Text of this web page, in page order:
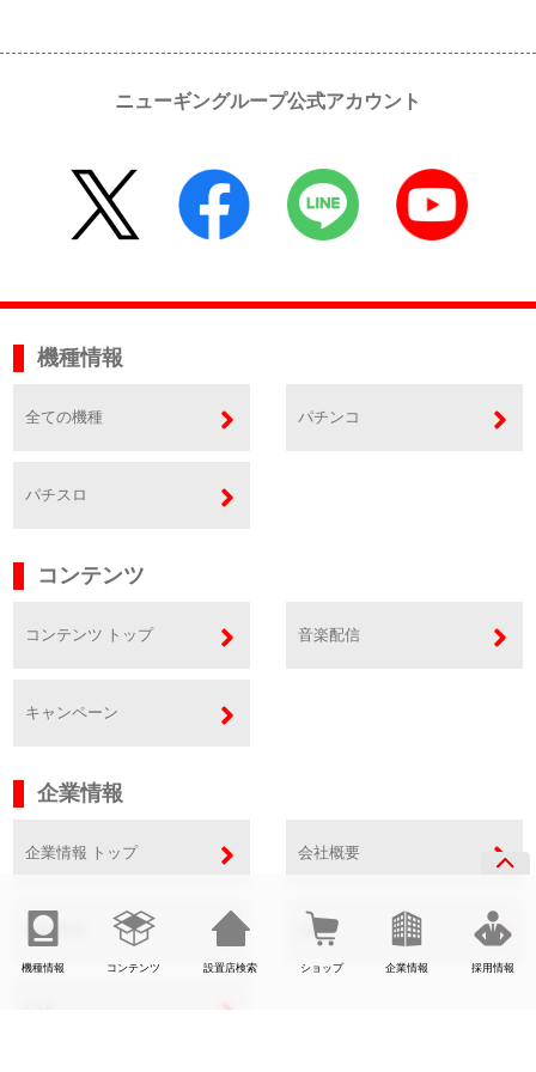
機種情報 コンテンツ 設置店検索 ショップ 企業情報 採用情報
ニューギングループ公式アカウント
機種情報
全ての機種 パチンコ
パチスロ
コンテンツ
コンテンツ トップ 音楽配信
キャンペーン
企業情報
企業情報 トップ 会社概要
事業内容 SDGs